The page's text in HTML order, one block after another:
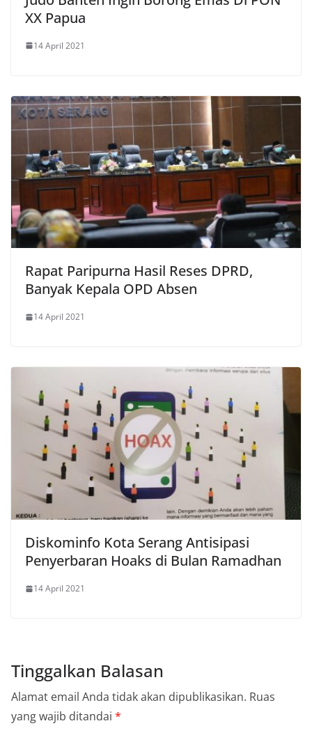
XX Papua
14 April 2021
Rapat Paripurna Hasil Reses DPRD,
Banyak Kepala OPD Absen
14 April 2021
Diskominfo Kota Serang Antisipasi
Penyerbaran Hoaks di Bulan Ramadhan
14 April 2021
Tinggalkan Balasan
Alamat email Anda tidak akan dipublikasikan. Ruas
yang wajib ditandai *